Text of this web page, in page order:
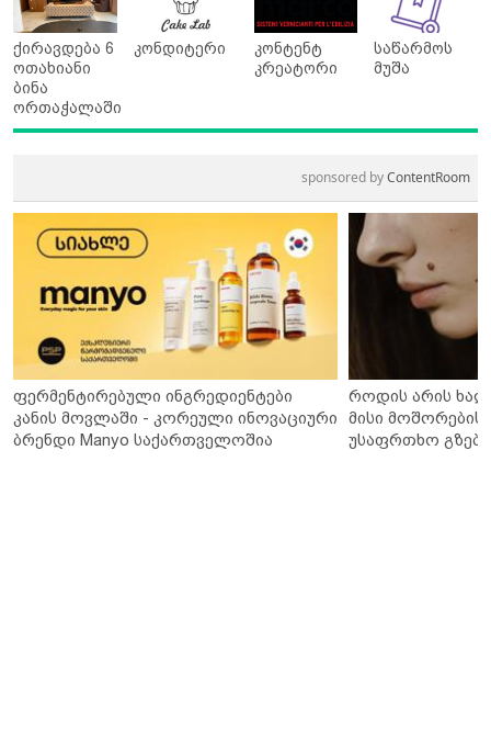
ქირავდება 6
ოთახიანი
ბინა
ორთაჭალაში
კონდიტერი
კონტენტ
კრეატორი
საწარმოს
მუშა
sponsored byContentRoom
ფერმენტირებული ინგრედიენტები
კანის მოვლაში - კორეული ინოვაციური
ბრენდი Manyo საქართველოშია
როდის არის
მისი მოშორების
უსაფრთხო გზები